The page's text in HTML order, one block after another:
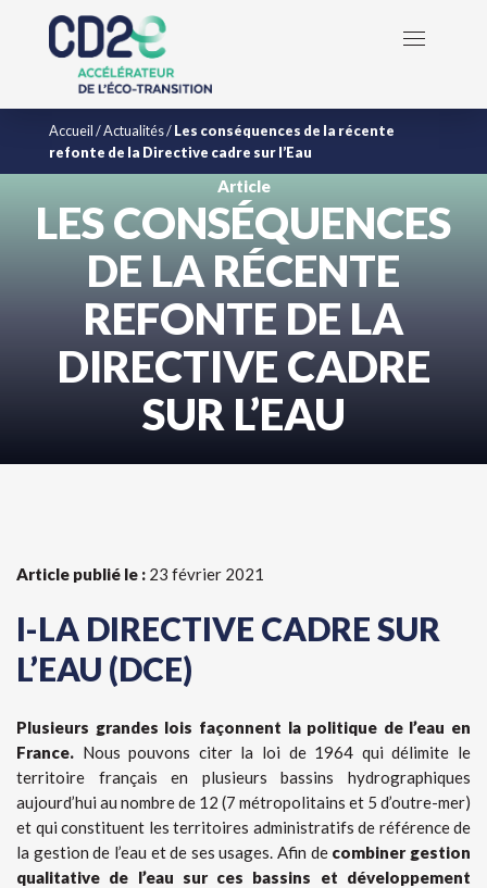
Accueil/Actualités/Les conséquences de la récente
refonte de la Directive cadre sur l’Eau
Article
LES CONSÉQUENCES
DE LA RÉCENTE
REFONTE DE LA
DIRECTIVE CADRE
SUR L’EAU
Article publié le : 23 février 2021
I-LA DIRECTIVE CADRE SUR
L’EAU (DCE)
Plusieurs grandes lois façonnent la politique de l’eau en
France. Nous pouvons citer la loi de 1964 qui délimite le
territoire français en plusieurs bassins hydrographiques
aujourd’hui au nombre de 12 (7 métropolitains et 5 d’outre-mer)
et qui constituent les territoires administratifs de référence de
la gestion de l’eau et de ses usages. Afin decombiner gestion
qualitative de l’eau sur ces bassins et développement